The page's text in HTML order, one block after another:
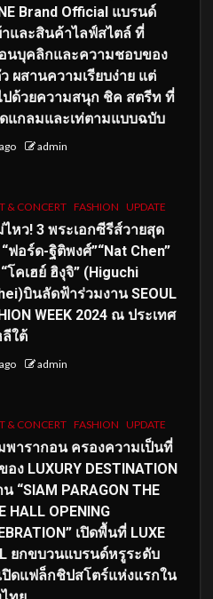
Brand Official แบรนด์
าและสินค้าไลฟ์สไตล์ ที่
นบุคลิกและความชอบของ
ว ผสานความเรียบง่าย แต่
ปด้วยความสนุก ชิค สตรีท ที่
แกลมและเท่ตามแบบฉบับ
admin
& CONCERT FASHION UPDATE
ไหว! 3 พระเอกซีรีส์วายสุด
ฟอร์ด-ฐิติพงศ์”“Nat Chen”
โคเฮย์ ฮิงุจิ” (Higuchi
บินลัดฟ้าร่วมงาน SEOUL
WEEK 2024 ณ ประเทศ
ลีใต้
admin
& CONCERT FASHION UPDATE
พารากอน ครองความเป็นที่
อง LUXURY DESTINATION
“SIAM PARAGON THE
HALL OPENING
เปิดพื้นที่ LUXE
ยกขบวนแบรนด์หรูระดับ
ปิดแฟล็กชิปสโตร์แห่งแรกใน